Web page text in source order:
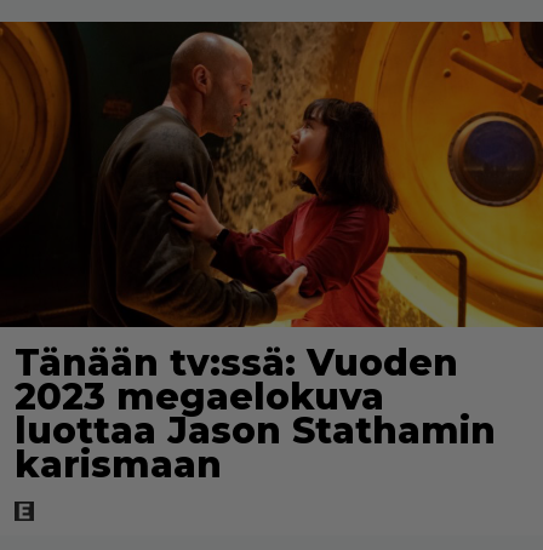
Tänään tv:ssä: Vuoden
2023 megaelokuva
luottaa Jason Stathamin
karismaan